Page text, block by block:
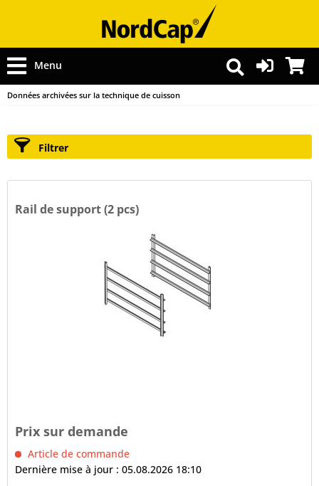
Menu
Données archivées sur la technique de cuisson
Filtrer
Rail de support (2 pcs)
Prix sur demande
Article de commande
Dernière mise à jour : 05.08.2026 18:10